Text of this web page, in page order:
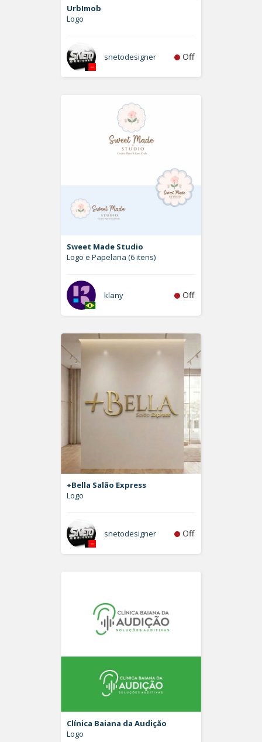
UrbImob
Logo
snetodesigner Off
Sweet Made Studio
Logo e Papelaria (6 itens)
klany Off
+Bella Salão Express
Logo
snetodesigner Off
Clínica Baiana da Audição
Logo